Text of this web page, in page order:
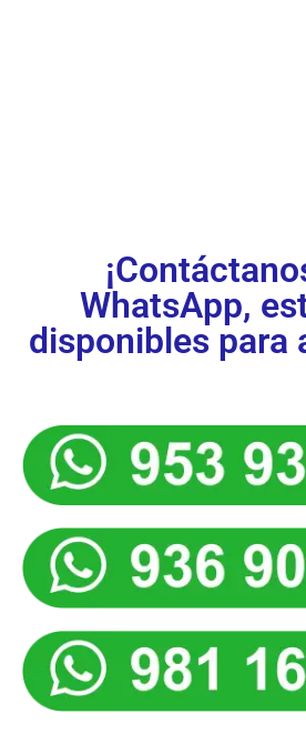
WhatsApp,
disponibles para